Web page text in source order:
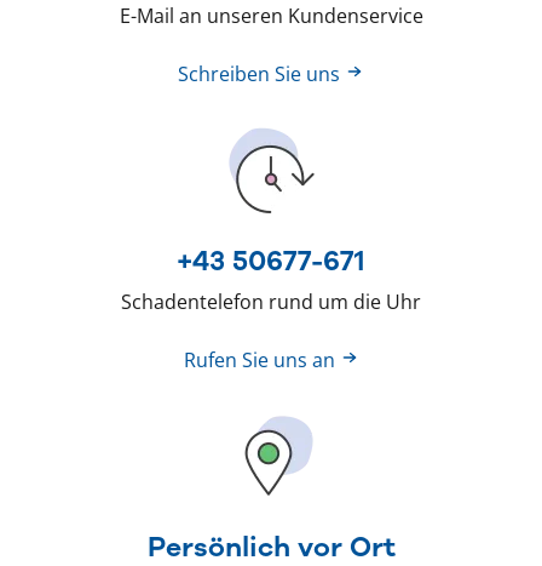
E-Mail an unseren Kundenservice
Schreiben Sie uns
+43 50677-671
Schadentelefon rund um die Uhr
Rufen Sie uns an
Persönlich vor Ort